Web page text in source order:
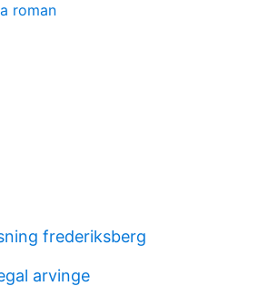
roman
frederiksberg
arvinge